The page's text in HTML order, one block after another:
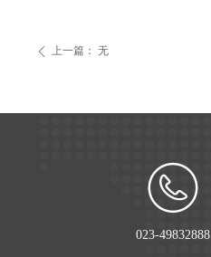
ꄴ 上一篇： 无
023-49832888